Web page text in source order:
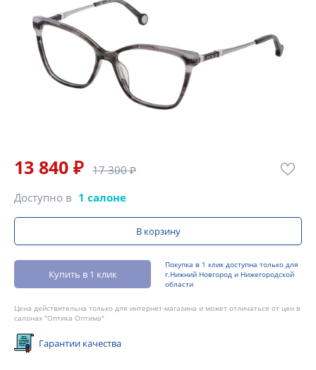
13 840 ₽ 17 300 ₽
Доступно в 1 салоне
В корзину
Купить в 1 клик
Покупка в 1 клик доступна только для
г.Нижний Новгород и Нижегородской
области
Цена действительна только для интернет-магазина и может отличаться от цен в
салонах "Оптика Оптима"
Гарантии качества